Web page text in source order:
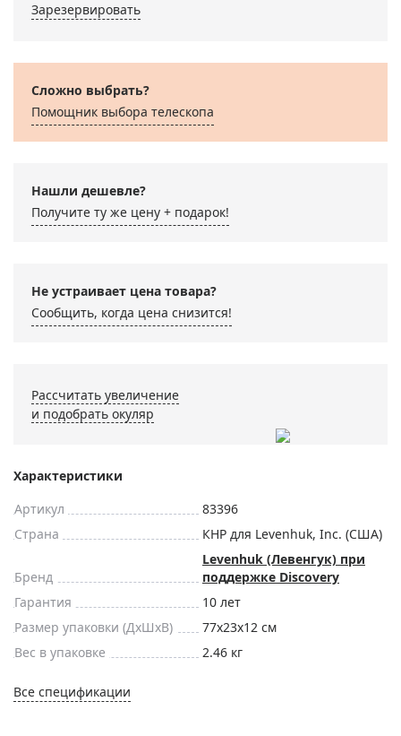
Зарезервировать
Сложно выбрать?
Помощник выбора телескопа
Нашли дешевле?
Получите ту же цену + подарок!
Не устраивает цена товара?
Сообщить, когда цена снизится!
Рассчитать увеличение
и подобрать окуляр
Характеристики
Артикул
83396
Страна
КНР для Levenhuk, Inc. (США)
Бренд
Levenhuk (Левенгук) при
поддержке Discovery
Гарантия
10 лет
Размер упаковки (ДxШxВ)
77x23x12 см
Вес в упаковке
2.46 кг
Все спецификации